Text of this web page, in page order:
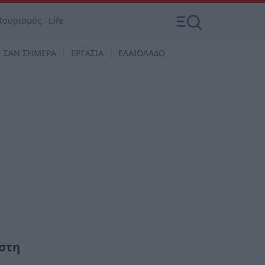
Life
ΣΑΝ ΣΗΜΕΡΑ ΕΡΓΑΣΙΑ ΕΛΑΙΟΛΑΔΟ